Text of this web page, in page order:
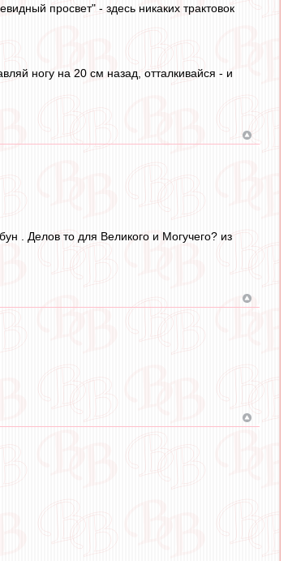
просвет" - здесь никаких трактовок
ногу на 20 см назад, отталкивайся - и
. Делов то для Великого и Могучего? из